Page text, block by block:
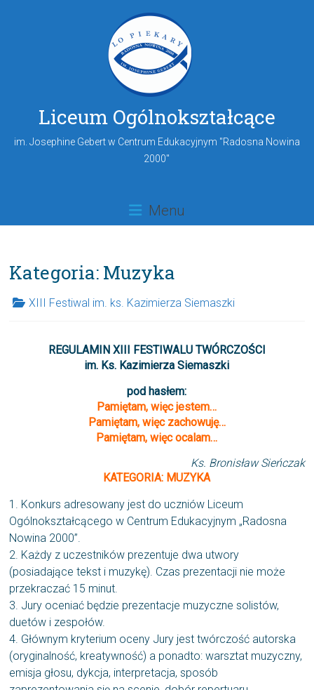
Liceum Ogólnokształcące
im. Josephine Gebert w Centrum Edukacyjnym "Radosna Nowina
2000"
Menu
Kategoria: Muzyka
XIII Festiwal im. ks. Kazimierza Siemaszki
REGULAMIN XIII FESTIWALU TWÓRCZOŚCI
im. Ks. Kazimierza Siemaszki
pod hasłem:
Pamiętam, więc jestem…
Pamiętam, więc zachowuję…
Pamiętam, więc ocalam…
Ks. Bronisław Sieńczak
KATEGORIA: MUZYKA
1. Konkurs adresowany jest do uczniów Liceum
Ogólnokształcącego w Centrum Edukacyjnym „Radosna
Nowina 2000”.
2. Każdy z uczestników prezentuje dwa utwory
(posiadające tekst i muzykę). Czas prezentacji nie może
przekraczać 15 minut.
3. Jury oceniać będzie prezentacje muzyczne solistów,
duetów i zespołów.
4. Głównym kryterium oceny Jury jest twórczość autorska
(oryginalność, kreatywność) a ponadto: warsztat muzyczny,
emisja głosu, dykcja, interpretacja, sposób